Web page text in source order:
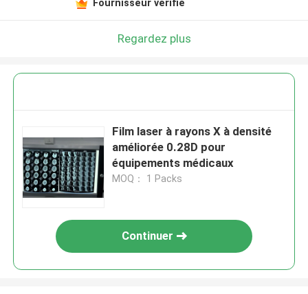
Fournisseur vérifié
Regardez plus
Film laser à rayons X à densité
améliorée 0.28D pour
équipements médicaux
MOQ： 1 Packs
Continuer